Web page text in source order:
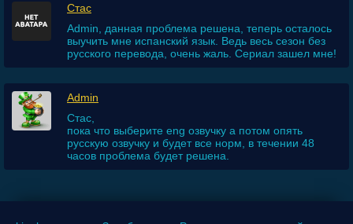
Стас
Admin, данная проблема решена, теперь осталось
выучить мне испанский язык. Ведь весь сезон без
русского перевода, очень жаль. Сериал зашел мне!
Admin
Стас,
пока что выберите eng озвучку а потом опять
русскую озвучку и будет все норм, в течении 48
часов проблема будет решена.